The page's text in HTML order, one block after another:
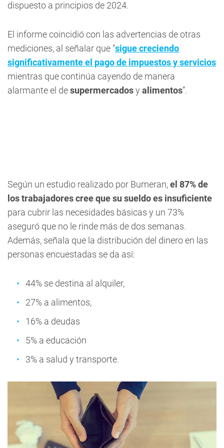
dispuesto a principios de 2024.
El informe coincidió con las advertencias de otras
mediciones, al señalar que “sigue creciendo
significativamente el pago de impuestos y servicios
mientras que continúa cayendo de manera
alarmante el desupermercadosy alimentos”.
Según un estudio realizado por Bumeran,el 87% de
los trabajadores cree que su sueldo es insuficiente
para cubrir las necesidades básicas y un 73%
aseguró que no le rinde más de dos semanas.
Además, señala que la distribución del dinero en las
personas encuestadas se da así:
44% se destina al alquiler,
27% a alimentos,
16% a deudas
5% a educación
3% a salud y transporte.